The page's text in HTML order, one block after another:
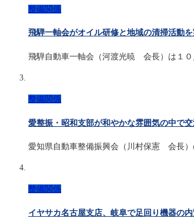
整備関係
飛騨一軸会がオイル研修と地域の清掃活動
飛騨自動車一軸会（河渡光暁 会長）は１
整備関係
愛整振・昭和支部が和やかな雰囲気の中で
愛知県自動車整備振興会（川村保憲 会長
整備関係
イヤサカ名古屋支店、岐阜で足回り機器の